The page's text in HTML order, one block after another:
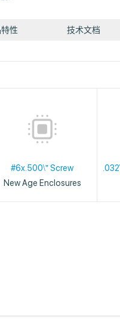
性 技术文档
#6x.500\" Screw
New Age Enclosures